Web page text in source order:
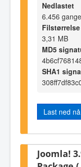
Nedlastet
6.456
Filstørrelse
3,31 MB
MD5
SHA1
Last ned nå
Joomla!